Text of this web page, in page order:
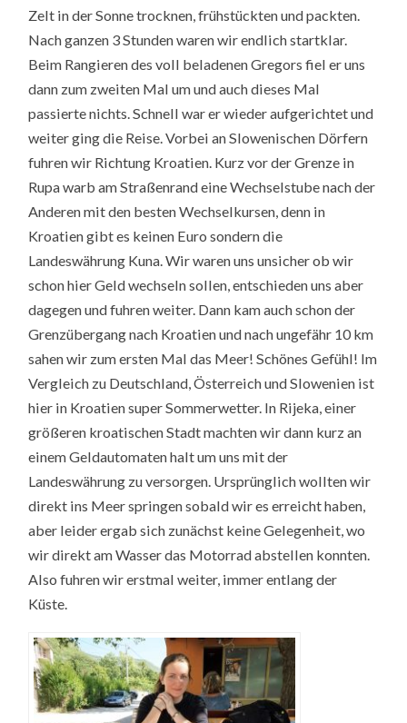
Zelt in der Sonne trocknen, frühstückten und packten.
Nach ganzen 3 Stunden waren wir endlich startklar.
Beim Rangieren des voll beladenen Gregors fiel er uns
dann zum zweiten Mal um und auch dieses Mal
passierte nichts. Schnell war er wieder aufgerichtet und
weiter ging die Reise. Vorbei an Slowenischen Dörfern
fuhren wir Richtung Kroatien. Kurz vor der Grenze in
Rupa warb am Straßenrand eine Wechselstube nach der
Anderen mit den besten Wechselkursen, denn in
Kroatien gibt es keinen Euro sondern die
Landeswährung Kuna. Wir waren uns unsicher ob wir
schon hier Geld wechseln sollen, entschieden uns aber
dagegen und fuhren weiter. Dann kam auch schon der
Grenzübergang nach Kroatien und nach ungefähr 10 km
sahen wir zum ersten Mal das Meer! Schönes Gefühl! Im
Vergleich zu Deutschland, Österreich und Slowenien ist
hier in Kroatien super Sommerwetter. In Rijeka, einer
größeren kroatischen Stadt machten wir dann kurz an
einem Geldautomaten halt um uns mit der
Landeswährung zu versorgen. Ursprünglich wollten wir
direkt ins Meer springen sobald wir es erreicht haben,
aber leider ergab sich zunächst keine Gelegenheit, wo
wir direkt am Wasser das Motorrad abstellen konnten.
Also fuhren wir erstmal weiter, immer entlang der
Küste.